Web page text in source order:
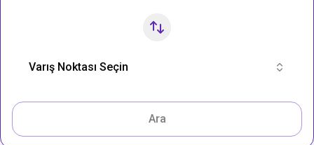
Varış Noktası Seçin
Ara